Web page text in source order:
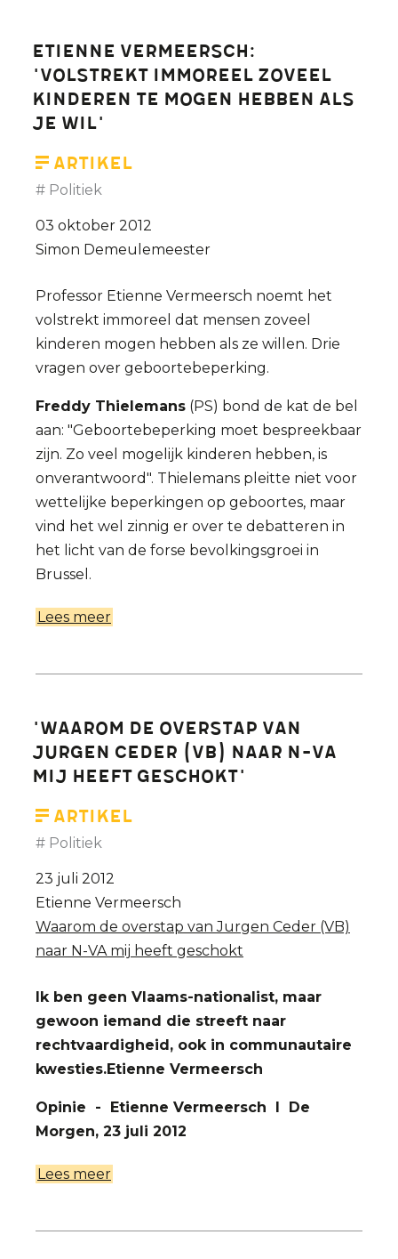
Etienne Vermeersch:
'Volstrekt immoreel zoveel
kinderen te mogen hebben als
je wil'
Artikel
Politiek
03 oktober 2012
Simon Demeulemeester
Professor Etienne Vermeersch noemt het
volstrekt immoreel dat mensen zoveel
kinderen mogen hebben als ze willen. Drie
vragen over geboortebeperking.
Freddy Thielemans (PS) bond de kat de bel
aan: "Geboortebeperking moet bespreekbaar
zijn. Zo veel mogelijk kinderen hebben, is
onverantwoord". Thielemans pleitte niet voor
wettelijke beperkingen op geboortes, maar
vind het wel zinnig er over te debatteren in
het licht van de forse bevolkingsgroei in
Brussel.
Lees meer
zoveel
kinderen
te
mogen
je
wil'
'Waarom de overstap van
Jurgen Ceder (VB) naar N-VA
mij heeft geschokt'
Artikel
Politiek
23 juli 2012
Etienne Vermeersch
Waarom de overstap van Jurgen Ceder (VB)
naar N-VA mij heeft geschokt
Ik ben geen Vlaams-nationalist, maar
gewoon iemand die streeft naar
rechtvaardigheid, ook in communautaire
kwesties.Etienne Vermeersch
Opinie - Etienne Vermeersch I De
Morgen, 23 juli 2012
Lees meer